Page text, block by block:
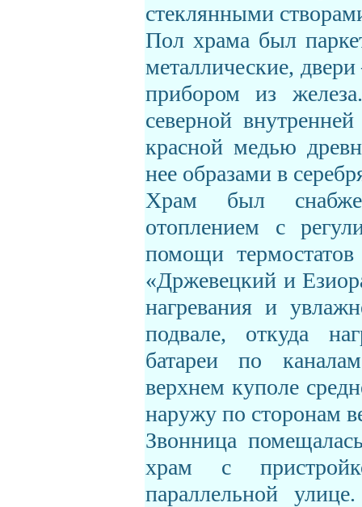
стеклянными
Пол храма был
металлические,
прибором из
северной
красной медью
нее образами в
Храм был
отоплением с
помощи
«Држевецкий и
нагревания и
подвале, откуда
батареи по
верхнем куполе
наружу по сторонам
Звонница
храм с
параллельной